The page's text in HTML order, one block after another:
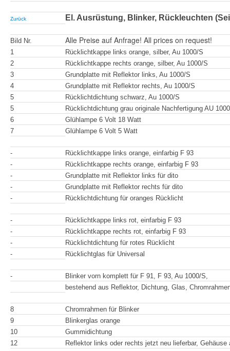
Zurück El. Ausrüstung, Blinker, Rückleuchten
Bild Nr. Alle Preise auf Anfrage! All prices on request!
1
Rücklichtkappe links orange, silber, Au 1000/S
2
Rücklichtkappe rechts orange, silber, Au 1000/S
3
Grundplatte mit Reflektor links, Au 1000/S
4
Grundplatte mit Reflektor rechts, Au 1000/S
5
Rücklichtdichtung schwarz, Au 1000/S
5
Rücklichtdichtung grau originale Nachfertigung AU
6
Glühlampe 6 Volt 18 Watt
7
Glühlampe 6 Volt 5 Watt
-
Rücklichtkappe links orange, einfarbig F 93
-
Rücklichtkappe rechts orange, einfarbig F 93
-
Grundplatte mit Reflektor links für dito
-
Grundplatte mit Reflektor rechts für dito
-
Rücklichtdichtung für oranges Rücklicht
-
Rücklichtkappe links rot, einfarbig F 93
-
Rücklichtkappe rechts rot, einfarbig F 93
-
Rücklichtdichtung für rotes Rücklicht
-
Rücklichtglas für Universal
-
Blinker vorn komplett für F 91, F 93, Au 1000/S,
bestehend aus Reflektor, Dichtung, Glas,
8
Chromrahmen für Blinker
9
Blinkerglas orange
10
Gummidichtung
12
Reflektor links oder rechts jetzt neu lieferbar,